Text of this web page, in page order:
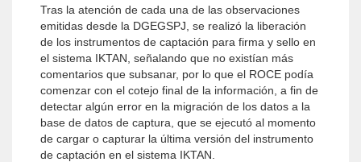
Tras la atención de cada una de las observaciones
emitidas desde la DGEGSPJ, se realizó la liberación
de los instrumentos de captación para firma y sello en
el sistema IKTAN, señalando que no existían más
comentarios que subsanar, por lo que el ROCE podía
comenzar con el cotejo final de la información, a fin de
detectar algún error en la migración de los datos a la
base de datos de captura, que se ejecutó al momento
de cargar o capturar la última versión del instrumento
de captación en el sistema IKTAN.